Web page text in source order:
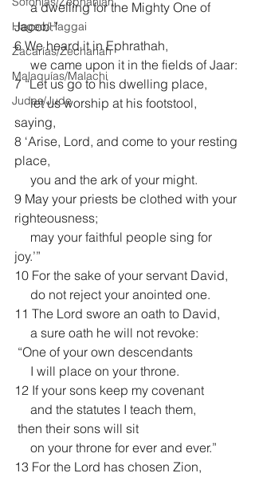
Hageo/Haggai
Zacarías/Zechariah
Malaquías/Malachi
Judas/Jude
     a dwelling for the Mighty One of
Jacob.”
6 We heard it in Ephrathah,
     we came upon it in the fields of Jaar:
7 “Let us go to his dwelling place,
     let us worship at his footstool,
saying,
8 ‘Arise, Lord, and come to your resting
place,
     you and the ark of your might.
9 May your priests be clothed with your
righteousness;
joy.’”
10 For the sake of your servant David,
     do not reject your anointed one.
11 The Lord swore an oath to David,
     a sure oath he will not revoke:
“One of your own descendants
     I will place on your throne.
12 If your sons keep my covenant
     and the statutes I teach them,
then their sons will sit
     on your throne for ever and ever.”
13 For the Lord has chosen Zion,